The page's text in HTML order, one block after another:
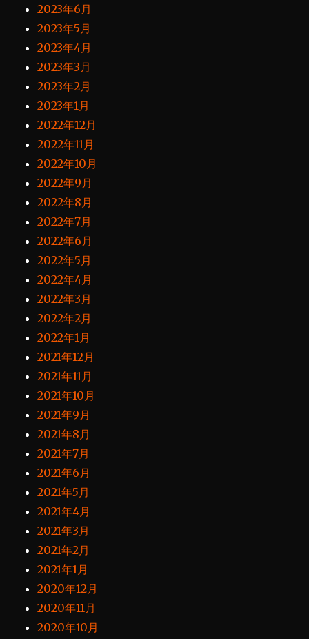
2023年6月
2023年5月
2023年4月
2023年3月
2023年2月
2023年1月
2022年12月
2022年11月
2022年10月
2022年9月
2022年8月
2022年7月
2022年6月
2022年5月
2022年4月
2022年3月
2022年2月
2022年1月
2021年12月
2021年11月
2021年10月
2021年9月
2021年8月
2021年7月
2021年6月
2021年5月
2021年4月
2021年3月
2021年2月
2021年1月
2020年12月
2020年11月
2020年10月